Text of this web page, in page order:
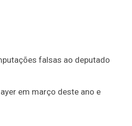
falsas ao deputado
em março deste ano e